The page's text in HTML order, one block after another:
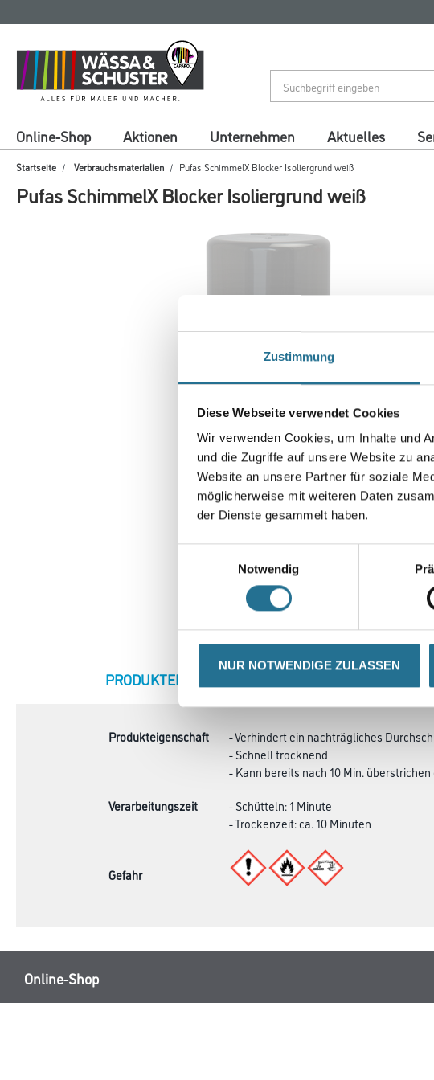
Zustimmung
Diese Webseite verwendet Cookies
Wir verwenden Cookies, um Inhalte und
und die Zugriffe auf unsere Website zu
Website an unsere Partner für soziale
möglicherweise mit weiteren Daten
der Dienste gesammelt haben.
Notwendig
NUR NOTWENDIGE ZULASSEN
springen
springen
Online-Shop Aktionen Unternehmen Aktuelles
Startseite Verbrauchsmaterialien Pufas SchimmelX Blocker Isoliergrund weiß
Pufas SchimmelX Blocker Isoliergrund weiß
CURRENT
PRODUKTEIGENSCHAFTEN
Produkteigenschaft
- Verhindert ein nachträgliches
- Schnell trocknend
- Kann bereits nach 10 Min.
Verarbeitungszeit
- Schütteln: 1 Minute
- Trockenzeit: ca. 10 Minuten
Gefahr
Online-Shop
Farbe
Verbrauchsmaterialien